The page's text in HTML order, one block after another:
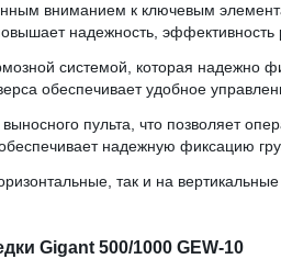
вниманием к ключевым
надежность, эффективность
системой, которая надежно
обеспечивает удобное
пульта, что позволяет
надежную фиксацию
так и на
Gigant 500/1000 GEW-10